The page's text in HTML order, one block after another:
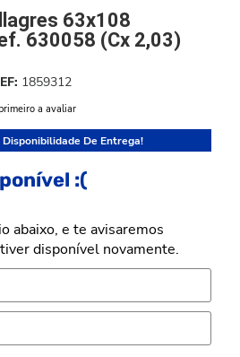
63x108
630058 (Cx 2,03)
1859312
a avaliar
De Entrega!
:(
abaixo, e te avisaremos
disponível novamente.